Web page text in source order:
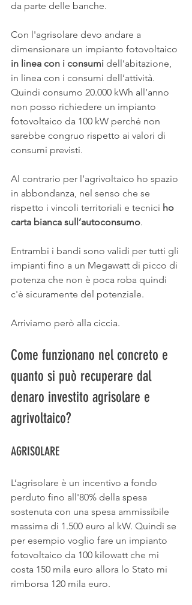
da parte delle banche.
Con l'agrisolare devo andare a
dimensionare un impianto fotovoltaico
in linea con i consumi dell’abitazione,
in linea con i consumi dell’attività.
Quindi consumo 20.000 kWh all’anno
non posso richiedere un impianto
fotovoltaico da 100 kW perché non
sarebbe congruo rispetto ai valori di
consumi previsti.
Al contrario per l’agrivoltaico ho spazio
in abbondanza, nel senso che se
rispetto i vincoli territoriali e tecnici ho
carta bianca sull’autoconsumo.
Entrambi i bandi sono validi per tutti gli
impianti fino a un Megawatt di picco di
potenza che non è poca roba quindi
c'è sicuramente del potenziale.
Arriviamo però alla ciccia.
Come funzionano nel concreto e
quanto si può recuperare dal
denaro investito agrisolare e
agrivoltaico?
AGRISOLARE
L’agrisolare è un incentivo a fondo
perduto fino all'80% della spesa
sostenuta con una spesa ammissibile
massima di 1.500 euro al kW. Quindi se
per esempio voglio fare un impianto
fotovoltaico da 100 kilowatt che mi
costa 150 mila euro allora lo Stato mi
rimborsa 120 mila euro.